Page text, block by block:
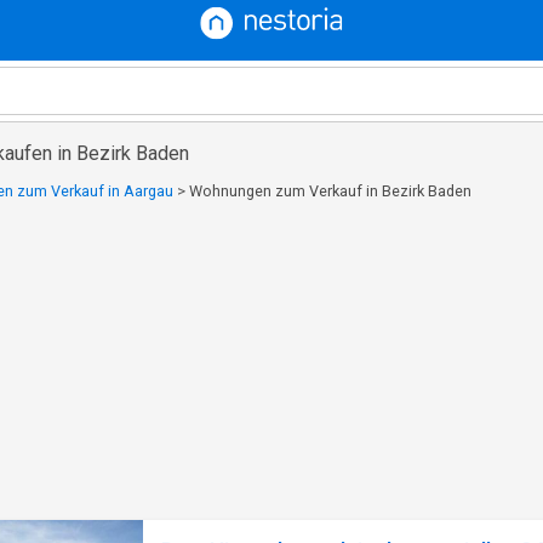
in Bezirk Baden
zum Verkauf in Aargau > Wohnungen zum Verkauf in Bezirk Baden